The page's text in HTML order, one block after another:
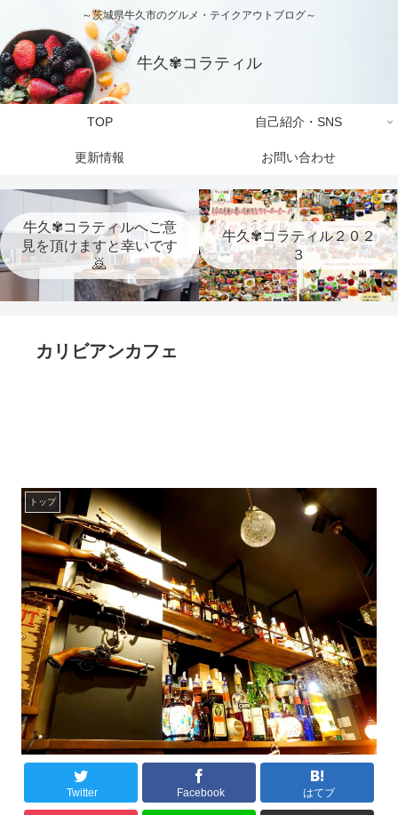
～茨城県牛久市のグルメ・テイクアウトブログ～
牛久✾コラティル
TOP 自己紹介・SNS
更新情報 お問い合わせ
牛久✾コラティルへご意
見を頂けますと幸いです
🙇
牛久✾コラティル２０２
３
カリビアンカフェ
トップ
Twitter Facebook はてブ